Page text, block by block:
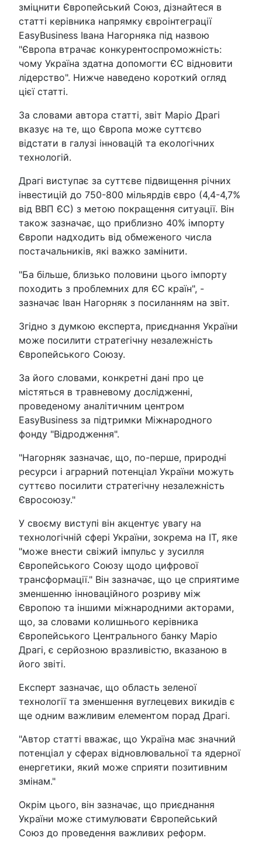
зміцнити Європейський Союз, дізнайтеся в
статті керівника напрямку євроінтеграції
EasyBusiness Івана Нагорняка під назвою
"Європа втрачає конкурентоспроможність:
чому Україна здатна допомогти ЄС відновити
лідерство". Нижче наведено короткий огляд
цієї статті.
За словами автора статті, звіт Маріо Драгі
вказує на те, що Європа може суттєво
відстати в галузі інновацій та екологічних
технологій.
Драгі виступає за суттєве підвищення річних
інвестицій до 750-800 мільярдів євро (4,4-4,7%
від ВВП ЄС) з метою покращення ситуації. Він
також зазначає, що приблизно 40% імпорту
Європи надходить від обмеженого числа
постачальників, які важко замінити.
"Ба більше, близько половини цього імпорту
походить з проблемних для ЄС країн", -
зазначає Іван Нагорняк з посиланням на звіт.
Згідно з думкою експерта, приєднання України
може посилити стратегічну незалежність
Європейського Союзу.
За його словами, конкретні дані про це
містяться в травневому дослідженні,
проведеному аналітичним центром
EasyBusiness за підтримки Міжнародного
фонду "Відродження".
"Нагорняк зазначає, що, по-перше, природні
ресурси і аграрний потенціал України можуть
суттєво посилити стратегічну незалежність
Євросоюзу."
У своєму виступі він акцентує увагу на
технологічній сфері України, зокрема на ІТ, яке
"може внести свіжий імпульс у зусилля
Європейського Союзу щодо цифрової
трансформації." Він зазначає, що це сприятиме
зменшенню інноваційного розриву між
Європою та іншими міжнародними акторами,
що, за словами колишнього керівника
Європейського Центрального банку Маріо
Драгі, є серйозною вразливістю, вказаною в
його звіті.
Експерт зазначає, що область зеленої
технології та зменшення вуглецевих викидів є
ще одним важливим елементом порад Драгі.
"Автор статті вважає, що Україна має значний
потенціал у сферах відновлювальної та ядерної
енергетики, який може сприяти позитивним
змінам."
Окрім цього, він зазначає, що приєднання
України може стимулювати Європейський
Союз до проведення важливих реформ.